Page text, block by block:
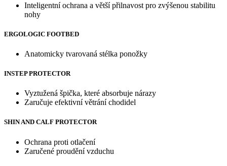
Inteligentní ochrana a větší přilnavost pro zvýšenou stabilitu
nohy
ERGOLOGIC FOOTBED
Anatomicky tvarovaná stélka ponožky
INSTEP PROTECTOR
Vyztužená špička, které absorbuje nárazy
Zaručuje efektivní větrání chodidel
SHIN AND CALF PROTECTOR
Ochrana proti otlačení
Zaručené proudění vzduchu